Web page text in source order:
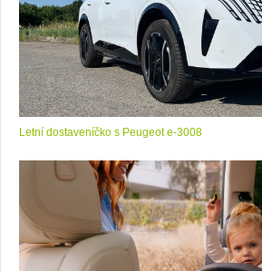
Letní dostaveníčko s Peugeot e-3008